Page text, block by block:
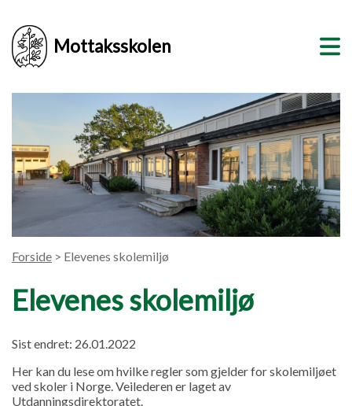
Mottaksskolen
Forside > Elevenes skolemiljø
Elevenes skolemiljø
Sist endret: 26.01.2022
Her kan du lese om hvilke regler som gjelder for skolemiljøet
ved skoler i Norge. Veilederen er laget av
Utdanningsdirektoratet.